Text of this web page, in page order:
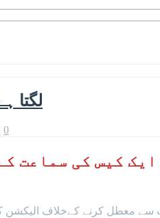
لگتا
0
ایک کیس کی